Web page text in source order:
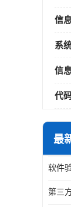
信
系
信
代
最